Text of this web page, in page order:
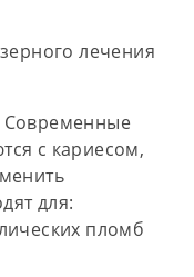
лечения
Современные
с кариесом,
для:
пломб